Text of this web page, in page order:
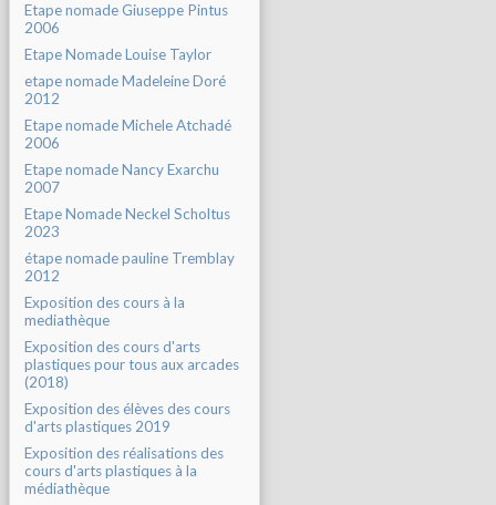
Etape nomade Giuseppe Pintus
2006
Etape Nomade Louise Taylor
etape nomade Madeleine Doré
2012
Etape nomade Michele Atchadé
2006
Etape nomade Nancy Exarchu
2007
Etape Nomade Neckel Scholtus
2023
étape nomade pauline Tremblay
2012
Exposition des cours à la
mediathèque
Exposition des cours d'arts
plastiques pour tous aux arcades
(2018)
Exposition des élèves des cours
d'arts plastiques 2019
Exposition des réalisations des
cours d'arts plastiques à la
médiathèque